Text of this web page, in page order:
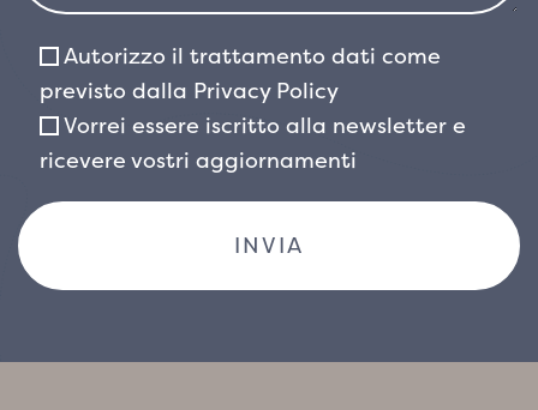
Autorizzo il trattamento dati come
previsto dalla Privacy Policy
Vorrei essere iscritto alla newsletter e
ricevere vostri aggiornamenti